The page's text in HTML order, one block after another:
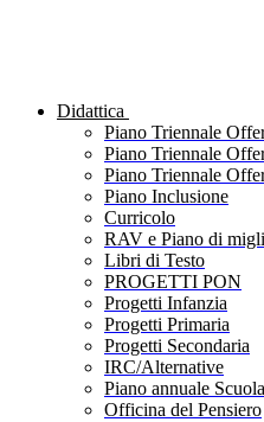
Didattica
Piano Triennale
Piano Triennale
Piano Triennale
Piano Inclusione
Curricolo
RAV e Piano di
Libri di Testo
PROGETTI PON
Progetti Infanzia
Progetti Primaria
Progetti Secondaria
IRC/Alternative
Piano annuale
Officina del Pensiero